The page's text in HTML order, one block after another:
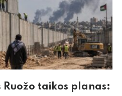
Ruožo taikos planas: